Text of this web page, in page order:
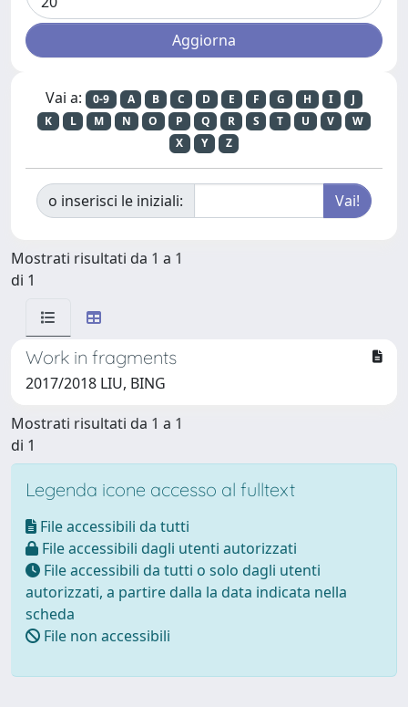
Vai a: 0-9 A B C D E F G H I
J
K
L M N O P Q R S T U V
W
X
Y Z
o inserisci le iniziali:
Mostrati risultati da 1 a 1
di 1
Work in fragments
2017/2018 LIU, BING
Mostrati risultati da 1 a 1
di 1
Legenda icone accesso al fulltext
File accessibili da tutti
File accessibili dagli utenti autorizzati
File accessibili da tutti o solo dagli utenti
autorizzati, a partire dalla la data indicata nella
scheda
File non accessibili